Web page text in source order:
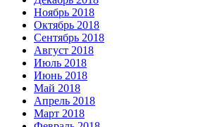
Ноябрь 2018
Октябрь 2018
Сентябрь 2018
Август 2018
Июль 2018
Июнь 2018
Май 2018
Апрель 2018
Март 2018